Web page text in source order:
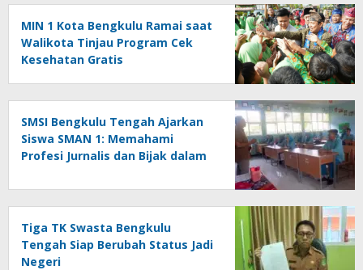
MIN 1 Kota Bengkulu Ramai saat
Walikota Tinjau Program Cek
Kesehatan Gratis
SMSI Bengkulu Tengah Ajarkan
Siswa SMAN 1: Memahami
Profesi Jurnalis dan Bijak dalam
Tiga TK Swasta Bengkulu
Tengah Siap Berubah Status Jadi
Negeri